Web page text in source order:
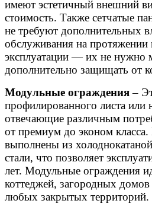
имеют эстетичный внешний
стоимость. Также сетчатые
не требуют дополнительных
обслуживания на протяжении
эксплуатации — их не нужно
дополнительно защищать от
Модульные ограждения–
профилированного листа или
отвечающие различным
от премиум до эконом
выполнены из
стали, что позволяет
лет. Модульные ограждения
коттеджей, загородных
любых закрытых территорий.